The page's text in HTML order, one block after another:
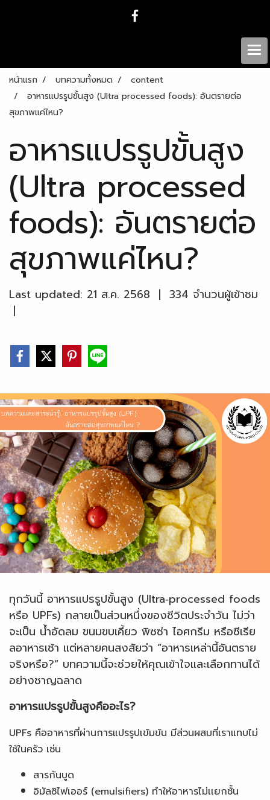
หน้าแรก บทความทั้งหมด
content
อาหารแปรรูปขั้นสูง (Ultra processed foods): อันตรายต่อ
สุขภาพแค่ไหน?
อาหารแปรรูปขั้นสูง
(Ultra processed
foods): อันตรายต่อ
สุขภาพแค่ไหน?
Last updated: 21 ส.ค. 2568 | 334 จำนวนผู้เข้าชม
|
ทุกวันนี้ อาหารแปรรูปขั้นสูง (Ultra‑processed foods
หรือ UPFs) กลายเป็นส่วนหนึ่งของชีวิตประจำวัน ไม่ว่า
จะเป็น น้ำอัดลม ขนมขบเคี้ยว พิซซ่า ไอศกรีม หรือซีเรีย
ลอาหารเช้า แต่หลายคนสงสัยว่า “อาหารเหล่านี้อันตราย
จริงหรือ?” บทความนี้จะช่วยให้คุณเข้าใจและเลือกทานได้
อย่างชาญฉลาด
อาหารแปรรูปขั้นสูงคืออะไร?
UPFs คืออาหารที่ผ่านการแปรรูปเข้มข้น มีส่วนผสมที่เราแทบไม่
ใช้ในครัว เช่น
สารกันบูด
อิมัลซิไฟเออร์ (emulsifiers) ทำให้อาหารไม่เเยกชั้น